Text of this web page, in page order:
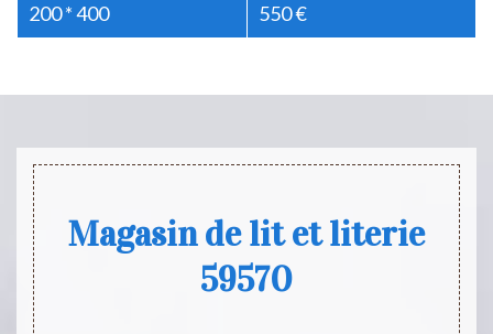
200 * 400 550 €
Magasin de lit et literie
59570